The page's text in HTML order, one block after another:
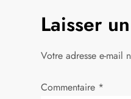
i
g
a
Laisser
Votre adresse e-mail
Commentaire *